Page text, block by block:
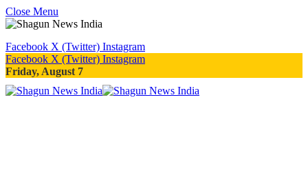
Close Menu
Facebook X (Twitter) Instagram
Facebook X (Twitter) Instagram
Friday, August 7